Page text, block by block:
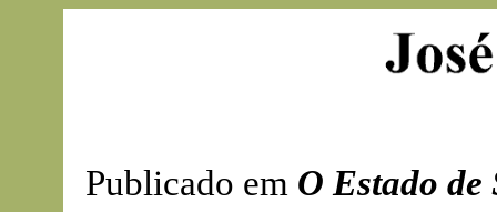
Publicado em O Estado de